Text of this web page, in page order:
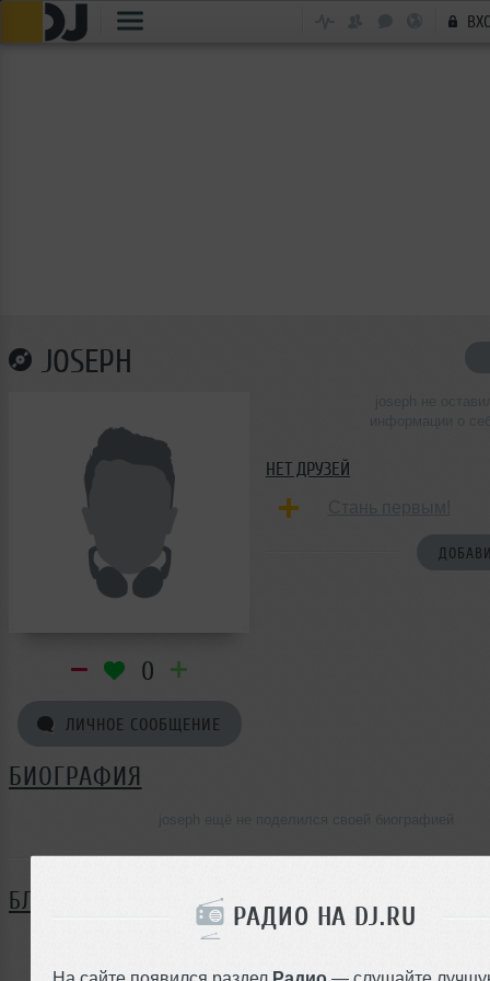
РАДИО НА DJ.RU
На сайте появился раздел Радио — слушайте
JOSEPH
0
ЛИЧНОЕ СООБЩЕНИЕ
НЕТ ДРУЗЕЙ
БИОГРАФИЯ
БЛОГ